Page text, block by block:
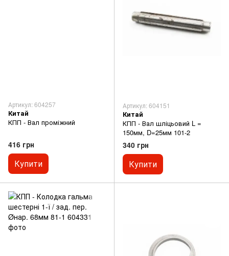
Артикул: 604257
Китай
КПП - Вал проміжний
416 грн
Купити
Артикул: 604151
Китай
КПП - Вал шліцьовий L =
150мм, D=25мм 101-2
340 грн
Купити